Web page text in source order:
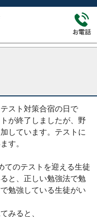
スト対策合宿の日で
が終了しましたが、野
しています。テストに
す。
てのテストを迎える生徒
と、正しい勉強法で勉
勉強している生徒がい
みると、